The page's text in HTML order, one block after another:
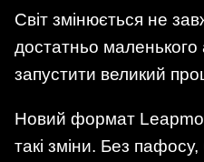
Світ змінюється не
достатньо
запустити великий
Новий формат
такі зміни. Без